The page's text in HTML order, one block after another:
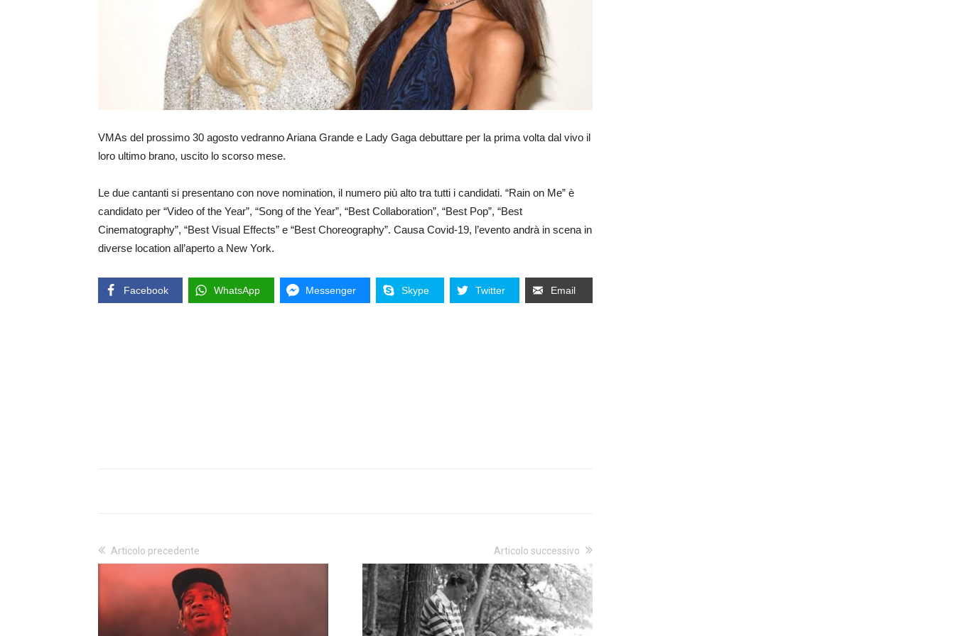
VMAs del prossimo 30 agosto vedranno Ariana Grande e Lady Gaga debuttare per la prima volta dal vivo il
loro ultimo brano, uscito lo scorso mese.
Le due cantanti si presentano con nove nomination, il numero più alto tra tutti i candidati. “Rain on Me” è
candidato per “Video of the Year”, “Song of the Year”, “Best Collaboration”, “Best Pop”, “Best
Cinematography”, “Best Visual Effects” e “Best Choreography”. Causa Covid-19, l’evento andrà in scena in
diverse location all’aperto a New York.
Facebook WhatsApp Messenger Skype Twitter Email
Articolo precedente Articolo successivo